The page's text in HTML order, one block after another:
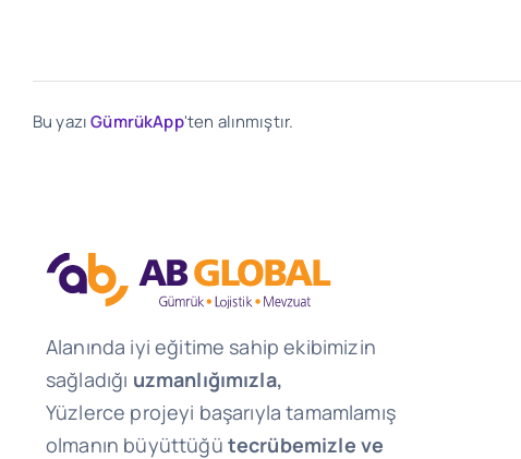
Bu yazıGümrükApp'ten alınmıştır.
Alanında iyi eğitime sahip ekibimizin
sağladığı uzmanlığımızla,
Yüzlerce projeyi başarıyla tamamlamış
olmanın büyüttüğü tecrübemizle ve